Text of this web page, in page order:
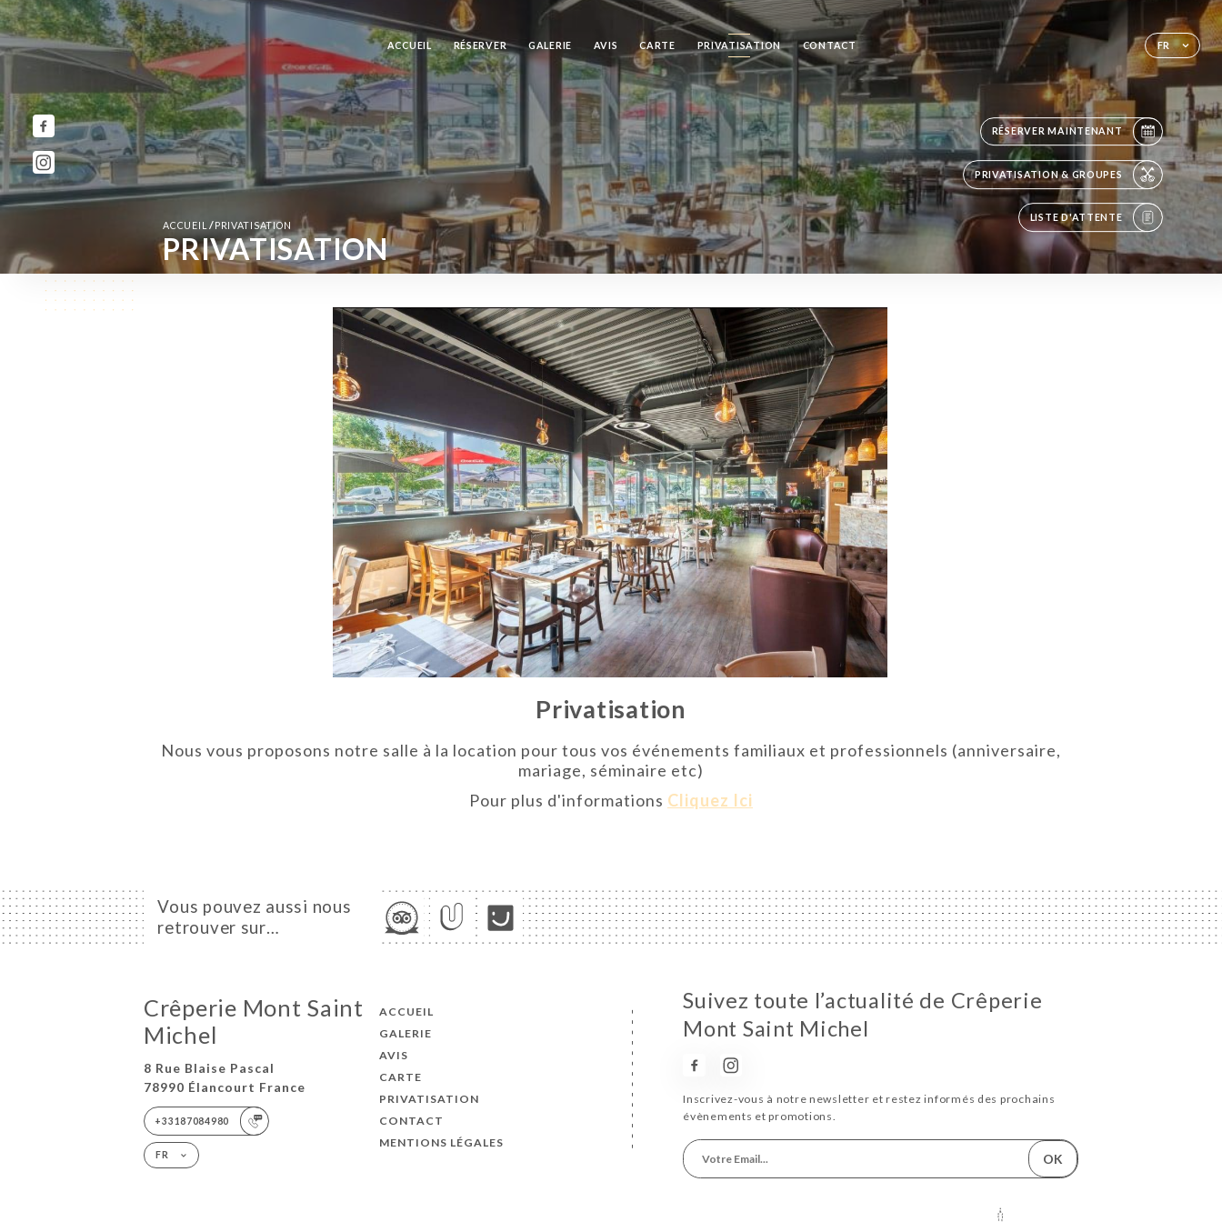
FR
ACCUEIL RÉSERVER GALERIE AVIS CARTE PRIVATISATION CONTACT
RÉSERVER MAINTENANT
PRIVATISATION & GROUPES
LISTE D'ATTENTE
ACCUEIL/ PRIVATISATION
PRIVATISATION
Privatisation
Nous vous proposons notre salle à la location pour tous vos événements familiaux et professionnels (anniversaire,
mariage, séminaire etc)
Pour plus d'informations Cliquez Ici
Vous pouvez aussi nous
retrouver sur…
Crêperie Mont Saint
Michel
8 Rue Blaise Pascal
78990 Élancourt France
+33187084980
FR
ACCUEIL
GALERIE
AVIS
CARTE
PRIVATISATION
CONTACT
MENTIONS LÉGALES
Suivez toute l’actualité de Crêperie
Mont Saint Michel
Inscrivez-vous à notre newsletter et restez informés des prochains
évènements et promotions.
OK